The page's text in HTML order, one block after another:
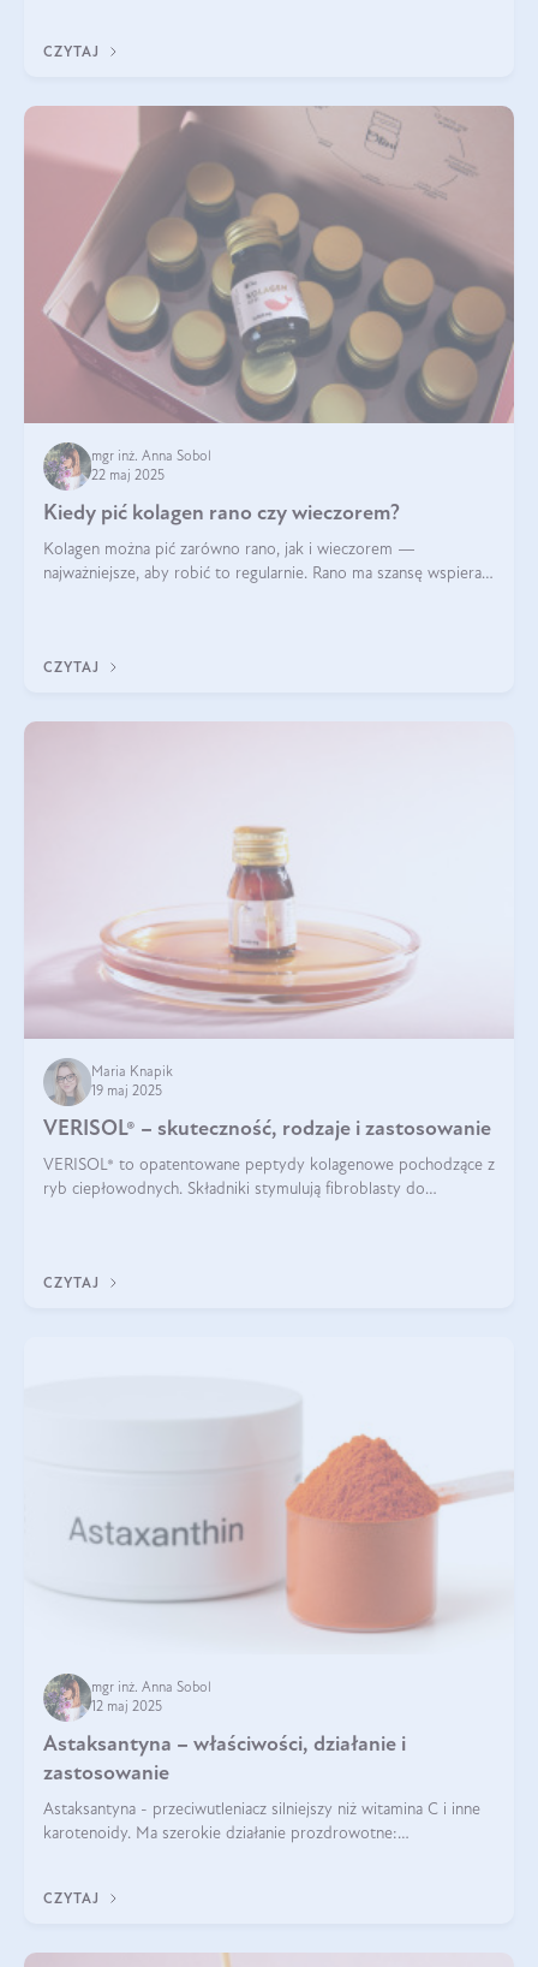
CZYTAJ
mgr inż. Anna Sobol
22 maj 2025
Kiedy pić kolagen rano czy wieczorem?
Kolagen można pić zarówno rano, jak i wieczorem —
najważniejsze, aby robić to regularnie. Rano ma szansę wspierać
CZYTAJ
Maria Knapik
19 maj 2025
VERISOL® – skuteczność, rodzaje i zastosowanie
VERISOL® to opatentowane peptydy kolagenowe pochodzące z
ryb ciepłowodnych. Składniki stymulują fibroblasty do
CZYTAJ
mgr inż. Anna Sobol
12 maj 2025
Astaksantyna – właściwości, działanie i
zastosowanie
Astaksantyna - przeciwutleniacz silniejszy niż witamina C i inne
karotenoidy. Ma szerokie działanie prozdrowotne:
CZYTAJ